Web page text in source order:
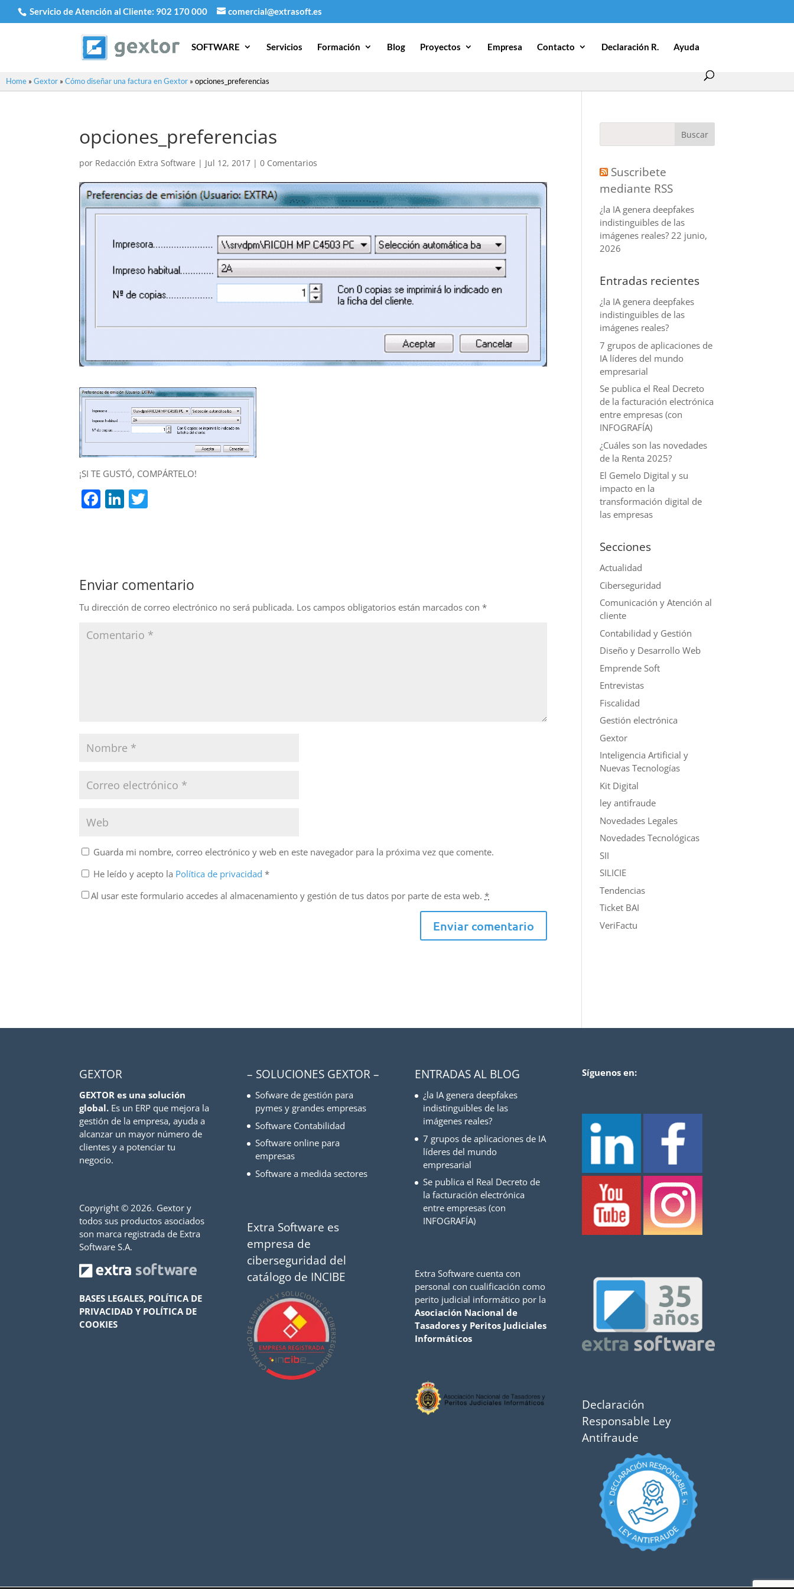
Servicio de Atención al Cliente: 902 170 000 comercial@extrasoft.es
SOFTWARE Servicios Formación Blog Proyectos Empresa Contacto Declaración R. Ayuda
Home » Gextor » Cómo diseñar una factura en Gextor » opciones_preferencias
opciones_preferencias
por Redacción Extra Software | Jul 12, 2017 |0 Comentarios
¡SI TE GUSTÓ, COMPÁRTELO!
F
a
b
o
o
k
Li
n
n
Enviar comentario
Tu dirección de correo electrónico no será publicada. Los campos obligatorios están marcados con*
Guarda mi nombre, correo electrónico y web en este navegador para la próxima vez que comente.
He leído y acepto la Política de privacidad*
Al usar este formulario accedes al almacenamiento y gestión de tus datos por parte de esta web.*
Suscribete
mediante RSS
¿la IA genera deepfakes
indistinguibles de las
imágenes reales? 22 junio,
2026
Entradas recientes
¿la IA genera deepfakes
indistinguibles de las
imágenes reales?
7 grupos de aplicaciones de
IA líderes del mundo
empresarial
Se publica el Real Decreto
de la facturación electrónica
entre empresas (con
INFOGRAFÍA)
¿Cuáles son las novedades
de la Renta 2025?
El Gemelo Digital y su
impacto en la
transformación digital de
las empresas
Secciones
Actualidad
Ciberseguridad
Comunicación y Atención al
cliente
Contabilidad y Gestión
Diseño y Desarrollo Web
Emprende Soft
Entrevistas
Fiscalidad
Gestión electrónica
Gextor
Inteligencia Artificial y
Nuevas Tecnologías
Kit Digital
ley antifraude
Novedades Legales
Novedades Tecnológicas
SII
SILICIE
Tendencias
Ticket BAI
VeriFactu
GEXTOR
GEXTOR es una solución
global. Es un ERP que mejora la
gestión de la empresa, ayuda a
alcanzar un mayor número de
clientes y a potenciar tu
negocio.
Copyright ©2026. Gextor y
todos sus productos asociados
son marca registrada de Extra
Software S.A.
BASES LEGALES, POLÍTICA DE
PRIVACIDAD Y POLÍTICA DE
COOKIES
– SOLUCIONES GEXTOR –
Sofware de gestión para
pymes y grandes empresas
Software Contabilidad
Software online para
empresas
Software a medida sectores
Extra Software es
empresa de
ciberseguridad del
catálogo de INCIBE
ENTRADAS AL BLOG
¿la IA genera deepfakes
indistinguibles de las
imágenes reales?
7 grupos de aplicaciones de IA
líderes del mundo
empresarial
Se publica el Real Decreto de
la facturación electrónica
entre empresas (con
INFOGRAFÍA)
Extra Software cuenta con
personal con cualificación como
perito judicial informático por la
Asociación Nacional de
Tasadores y Peritos Judiciales
Informáticos
Síguenos en:
Declaración
Responsable Ley
Antifraude